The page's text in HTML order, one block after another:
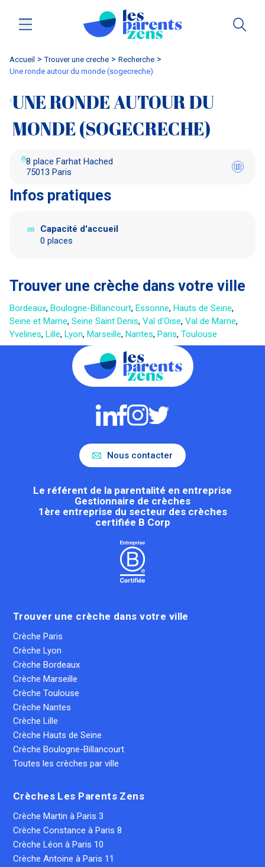
Accueil trouver une creche
Recherche
une ronde autour du monde (sogecreche)
UNE RONDE AUTOUR DU
MONDE (SOGECRECHE)
8 place Farhat Hached
75013 Paris
Infos pratiques
Capacité d'accueil
0 places
Trouver une crèche dans votre ville
Bordeaux, Boulogne-Billancourt, Essonne, Hauts de Seine,
Seine et Marne, Seine Saint Denis, Val d'Oise, Val de Marne,
Yvelines, Lille, Lyon, Marseille, Nantes, Paris, Toulouse
Nous contacter
Le référent de la parentalité en entreprise
Gestionnaire de crèches
1ère entreprise du secteur des crèches
certifiée B Corp
Trouver une crèche dans votre ville
Crèche Paris
Crèche Lyon
Crèche Bordeaux
Crèche Marseille
Crèche Toulouse
Crèche Nantes
Crèche Lille
Crèche Hauts de Seine
Crèche Boulogne-Billancourt
Toutes les crèches par ville
Crèches Les Parents Zens
Crèche Martin à Paris 3
Crèche Constance à Paris 8
Crèche Léon à Paris 10
Crèche Antoine à Paris 11